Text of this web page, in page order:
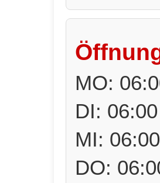
MO:
DI:
MI:
DO: